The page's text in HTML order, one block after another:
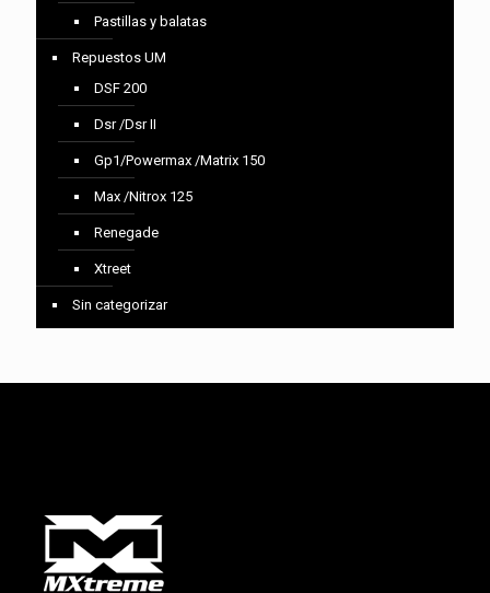
Pastillas y balatas
Repuestos UM
DSF 200
Dsr /Dsr II
Gp1/Powermax /Matrix 150
Max /Nitrox 125
Renegade
Xtreet
Sin categorizar